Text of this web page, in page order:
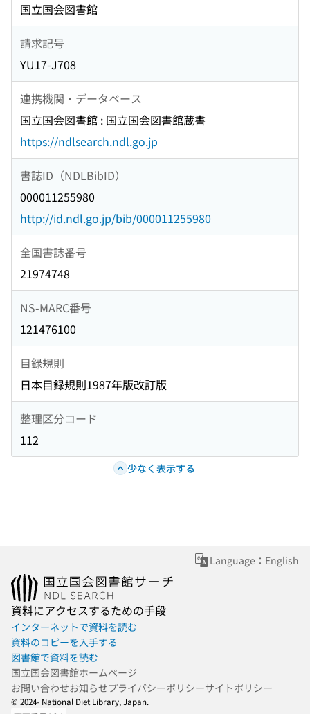
国立国会図書館
請求記号
YU17-J708
連携機関・データベース
国立国会図書館 : 国立国会図書館蔵書
https://ndlsearch.ndl.go.jp
書誌ID（NDLBibID）
000011255980
http://id.ndl.go.jp/bib/000011255980
全国書誌番号
21974748
NS-MARC番号
121476100
目録規則
日本目録規則1987年版改訂版
整理区分コード
112
少なく表示する
Language：English
資料にアクセスするための手段
インターネットで資料を読む
資料のコピーを入手する
図書館で資料を読む
国立国会図書館ホームページ
お問い合わせお知らせプライバシーポリシーサイトポリシー
© 2024- National Diet Library, Japan.